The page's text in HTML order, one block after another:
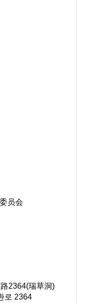
员会
2364(瑞草洞)
로 2364